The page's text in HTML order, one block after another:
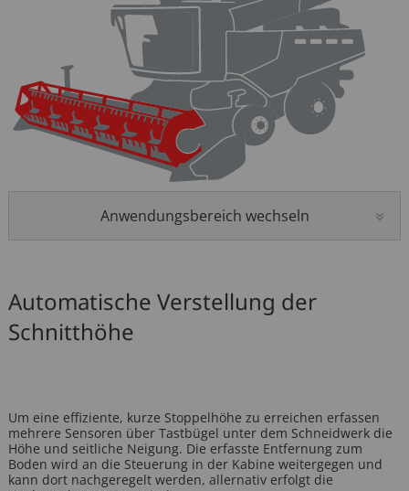
Anwendungsbereich wechseln
Automatische Verstellung der
Schnitthöhe
Um eine effiziente, kurze Stoppelhöhe zu erreichen erfassen
mehrere Sensoren über Tastbügel unter dem Schneidwerk die
Höhe und seitliche Neigung. Die erfasste Entfernung zum
Boden wird an die Steuerung in der Kabine weitergegen und
kann dort nachgeregelt werden, allernativ erfolgt die
Sitzverstellung
Funkfernbedienung